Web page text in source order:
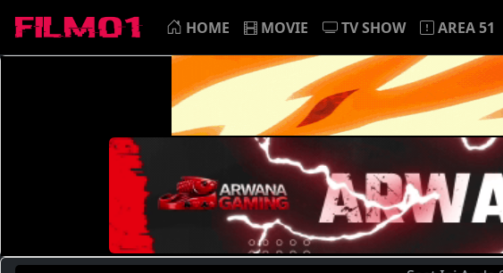
HOME MOVIE TV SHOW AREA 51